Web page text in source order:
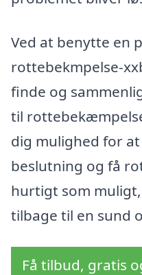
Ved at benytte en
rottebekmpelse-
finde og
til
dig mulighed for
beslutning og få
hurtigt som
tilbage til en sund
Få tilbud, gratis